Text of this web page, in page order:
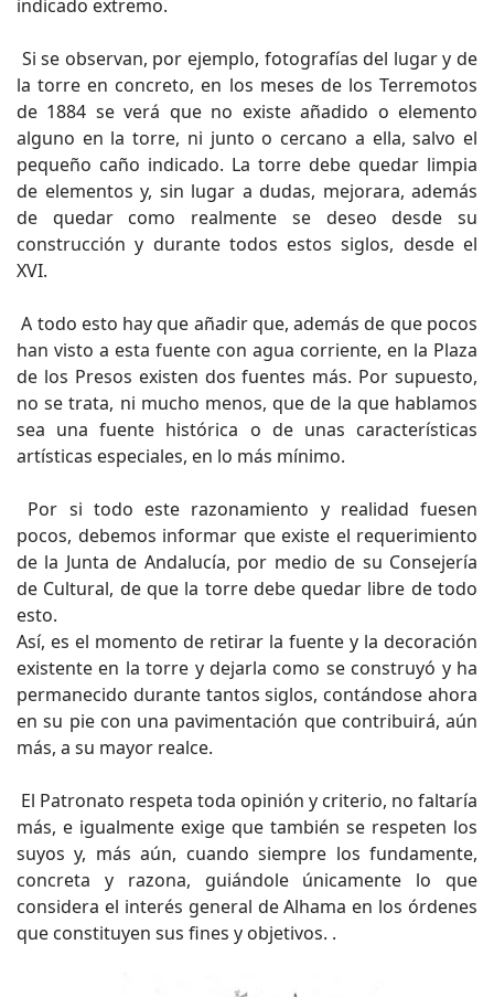
indicado extremo.
Si se observan, por ejemplo, fotografías del lugar y de
la torre en concreto, en los meses de los Terremotos
de 1884 se verá que no existe añadido o elemento
alguno en la torre, ni junto o cercano a ella, salvo el
pequeño caño indicado. La torre debe quedar limpia
de elementos y, sin lugar a dudas, mejorara, además
de quedar como realmente se deseo desde su
construcción y durante todos estos siglos, desde el
XVI.
A todo esto hay que añadir que, además de que pocos
han visto a esta fuente con agua corriente, en la Plaza
de los Presos existen dos fuentes más. Por supuesto,
no se trata, ni mucho menos, que de la que hablamos
sea una fuente histórica o de unas características
artísticas especiales, en lo más mínimo.
Por si todo este razonamiento y realidad fuesen
pocos, debemos informar que existe el requerimiento
de la Junta de Andalucía, por medio de su Consejería
de Cultural, de que la torre debe quedar libre de todo
esto.
Así, es el momento de retirar la fuente y la decoración
existente en la torre y dejarla como se construyó y ha
permanecido durante tantos siglos, contándose ahora
en su pie con una pavimentación que contribuirá, aún
más, a su mayor realce.
El Patronato respeta toda opinión y criterio, no faltaría
más, e igualmente exige que también se respeten los
suyos y, más aún, cuando siempre los fundamente,
concreta y razona, guiándole únicamente lo que
considera el interés general de Alhama en los órdenes
que constituyen sus fines y objetivos. .